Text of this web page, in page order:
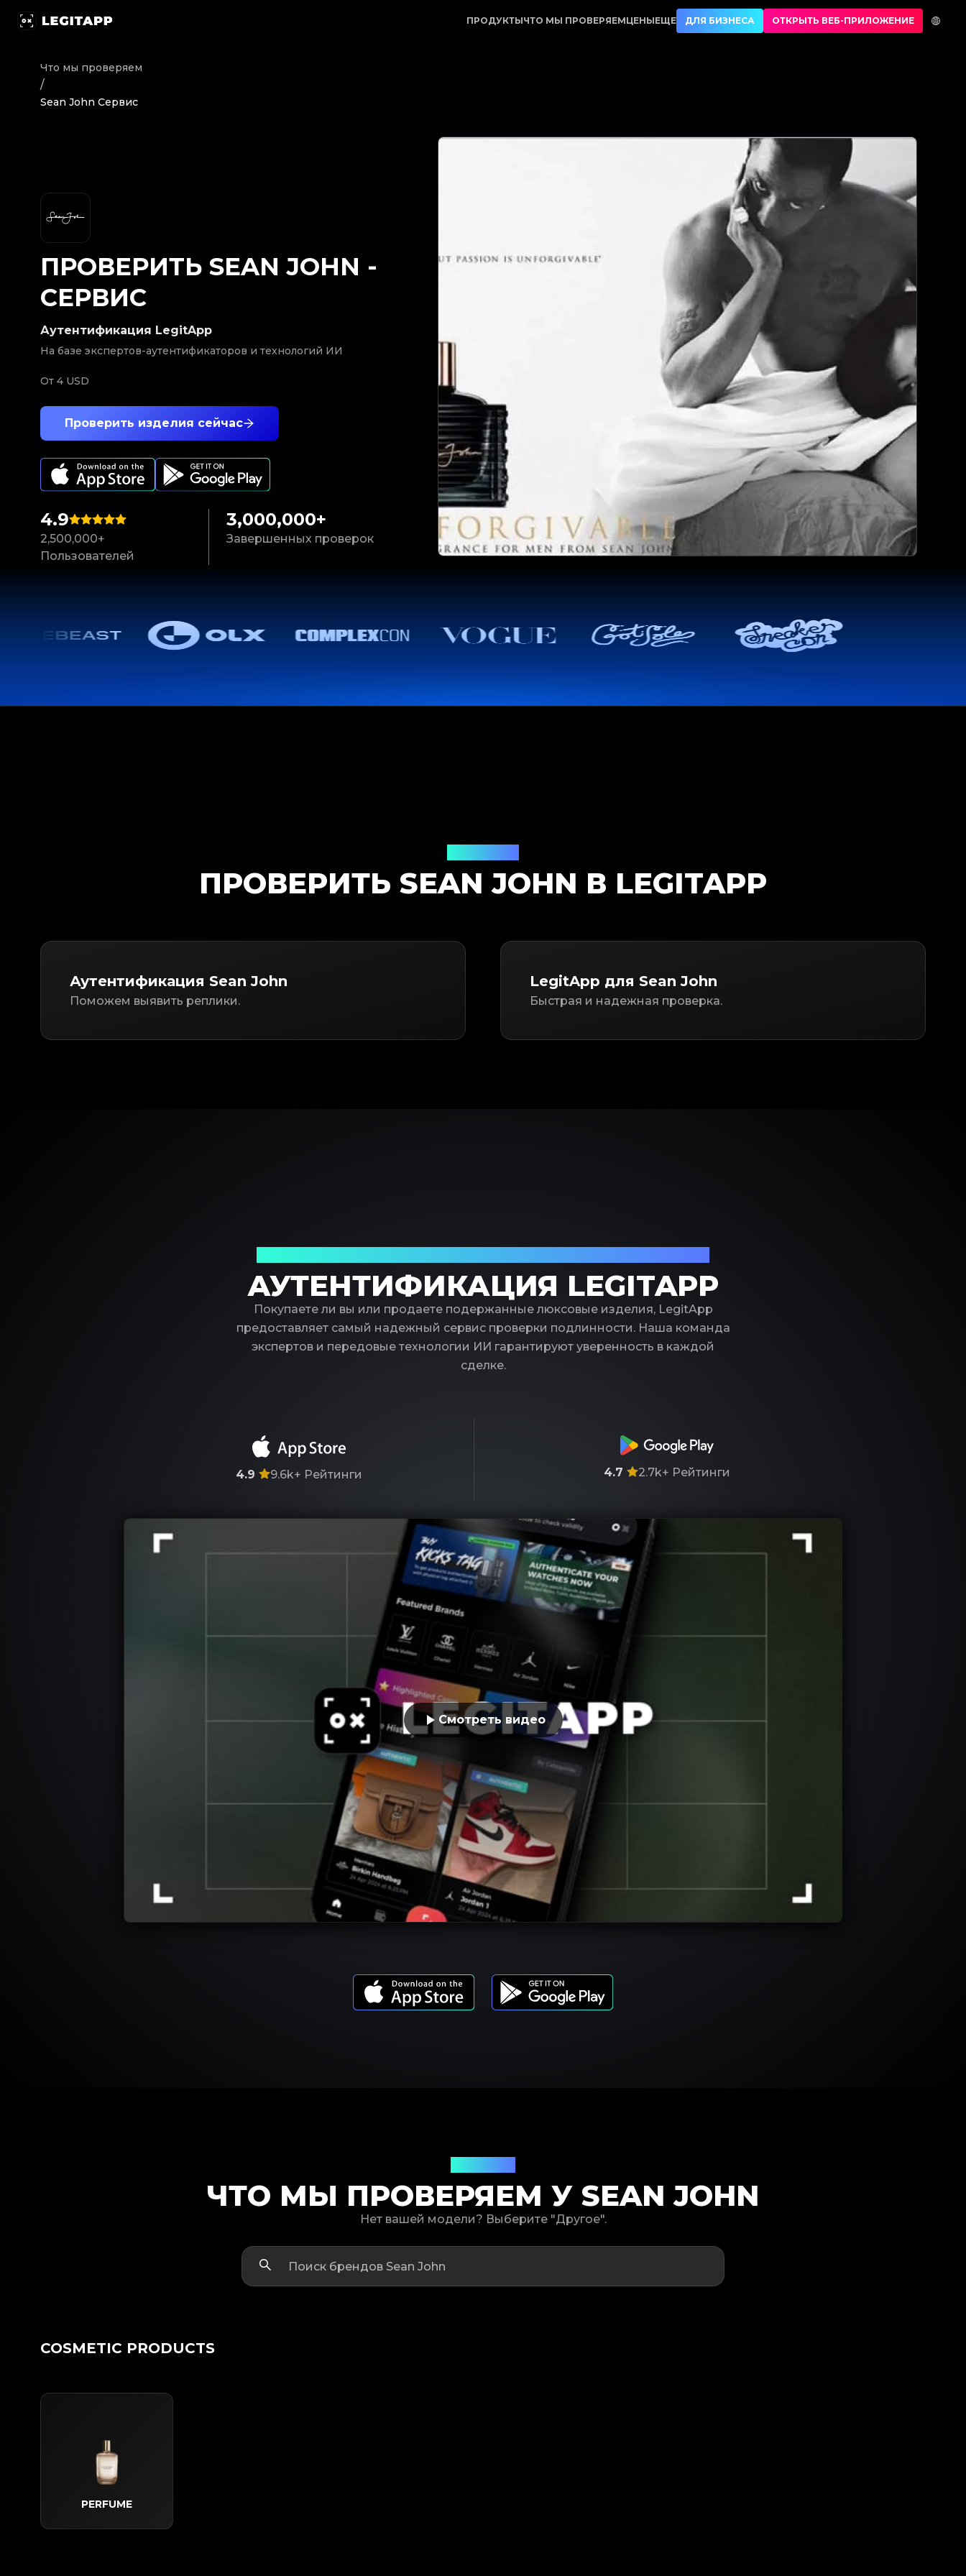
Проверить Sean John - Сервис | LegitApp | Ваш надежный партнер в проверке подлинности предметов роскоши | No.1 Best Authentication
ПРОДУКТЫЧТО МЫ ПРОВЕРЯЕМЦЕНЫЕЩЕ ДЛЯ БИЗНЕСА ОТКРЫТЬ ВЕБ-ПРИЛОЖЕНИЕ
Что мы проверяем
/
Sean John Сервис
4.9
2,500,000+
Пользователей
3,000,000+
Завершенных проверок
Проверить изделия сейчас
Аутентификация LegitApp
На базе экспертов-аутентификаторов и технологий ИИ
От 4 USD
ПРОВЕРИТЬ SEAN JOHN -
СЕРВИС
ПРОВЕРИТЬ SEAN JOHN В LEGITAPP
Аутентификация Sean John
Поможем выявить реплики.
LegitApp для Sean John
Быстрая и надежная проверка.
АУТЕНТИФИКАЦИЯ LEGITAPP
Покупаете ли вы или продаете подержанные люксовые изделия, LegitApp
предоставляет самый надежный сервис проверки подлинности. Наша команда
экспертов и передовые технологии ИИ гарантируют уверенность в каждой
сделке.
4.9 9.6k+ Рейтинги 4.7 2.7k+ Рейтинги
Смотреть видео
ЧТО МЫ ПРОВЕРЯЕМ У SEAN JOHN
Нет вашей модели? Выберите "Другое".
COSMETIC PRODUCTS
PERFUME